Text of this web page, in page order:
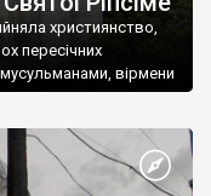
християнство,
пересічних
мусульманами, вірмени